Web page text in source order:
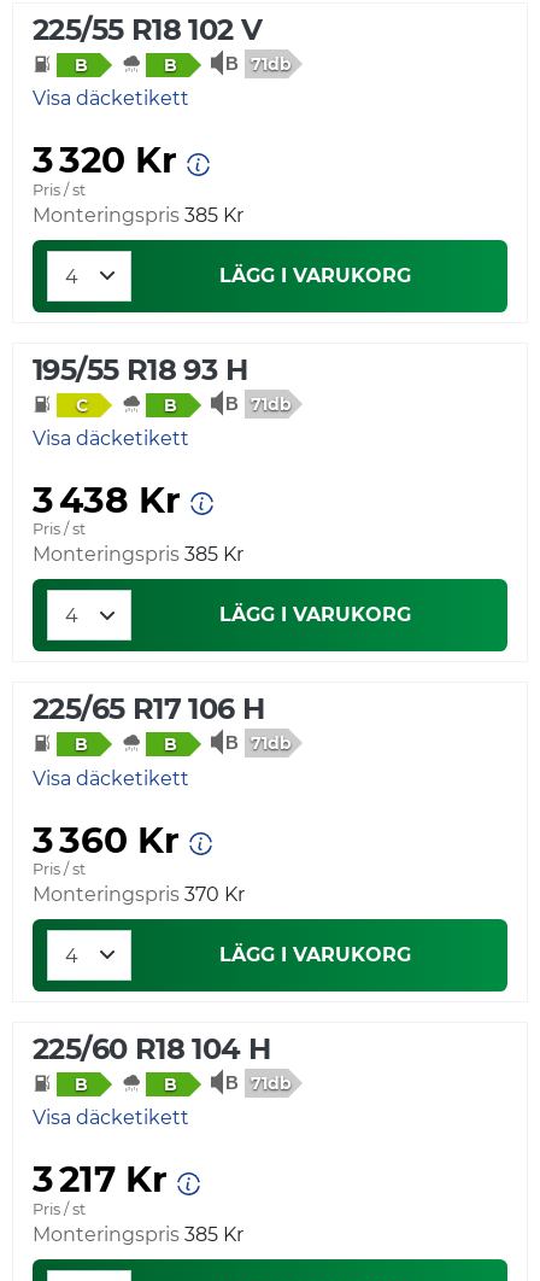
225/55 R18 102 V
B B 71db
Visa däcketikett
3 320 Kr
Pris / st
Monteringspris 385 Kr
LÄGG I VARUKORG
195/55 R18 93 H
C B 71db
Visa däcketikett
3 438 Kr
Pris / st
Monteringspris 385 Kr
LÄGG I VARUKORG
225/65 R17 106 H
B B 71db
Visa däcketikett
3 360 Kr
Pris / st
Monteringspris 370 Kr
LÄGG I VARUKORG
225/60 R18 104 H
B B 71db
Visa däcketikett
3 217 Kr
Pris / st
Monteringspris 385 Kr